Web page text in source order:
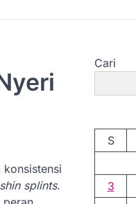
shin splints.
Cari
S
3